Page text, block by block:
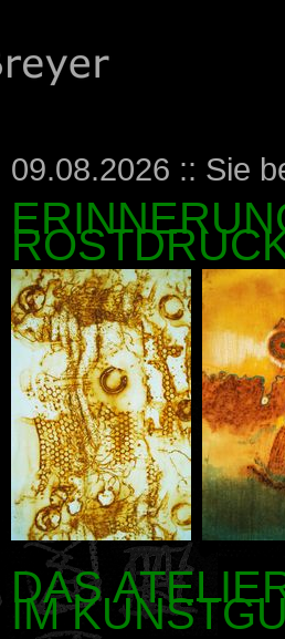
09.08.2026 :: Sie
DAS
IM